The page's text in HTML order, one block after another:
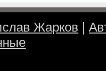
Жарков |